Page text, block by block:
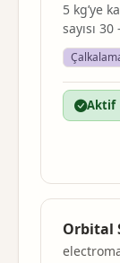
5 kg’ye
sayısı
Aktif
Orbital